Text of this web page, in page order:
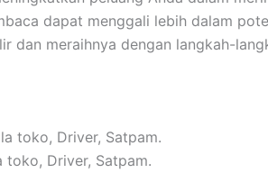
dapat menggali lebih dalam
dan meraihnya dengan langkah-
toko, Driver, Satpam.
toko, Driver, Satpam.